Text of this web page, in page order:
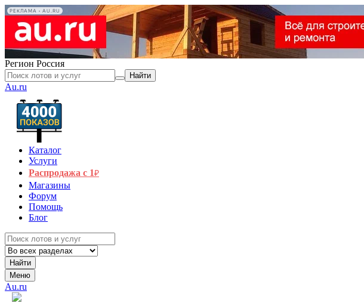
РЕКЛАМА • AU.RU
Регион Россия
Найти
Au.ru
Каталог
Услуги
Распродажа с 1₽
Магазины
Форум
Помощь
Блог
Найти
Меню
Au.ru